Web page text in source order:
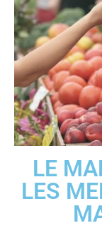
LE
LES